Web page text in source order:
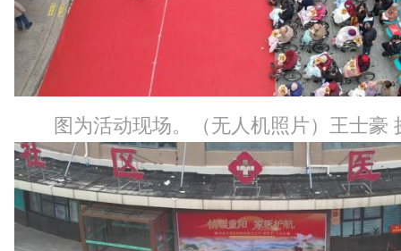
图为活动现场。（无人机照片）王士豪